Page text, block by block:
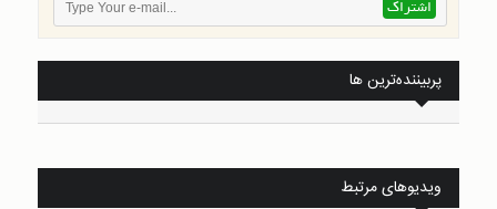
پربیننده‌ترین ها
ویدیوهای مرتبط